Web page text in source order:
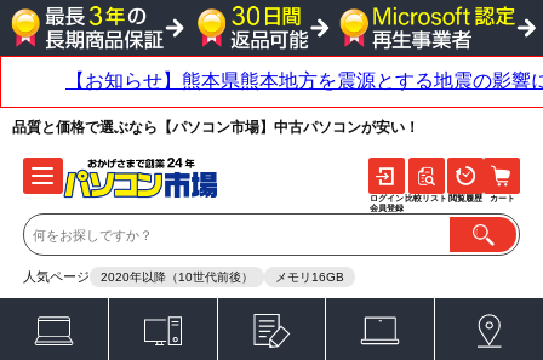
品質と価格で選ぶなら【パソコン市場】中古パソコンが安い！
人気ページ 2020年以降（10世代前後） メモリ16GB
ログイン
会員登録
比較リスト 閲覧履歴 カート